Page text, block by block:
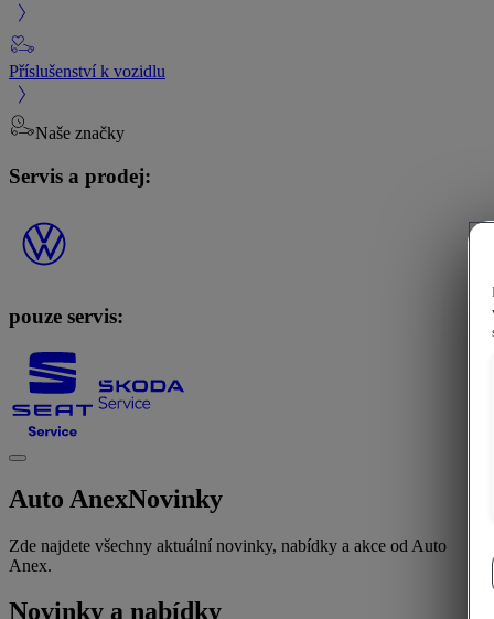
Příslušenství k vozidlu
Naše značky
Servis a prodej:
pouze servis:
Auto AnexNovinky
Zde najdete všechny aktuální novinky, nabídky a akce od Auto
Anex.
Novinky a nabídky